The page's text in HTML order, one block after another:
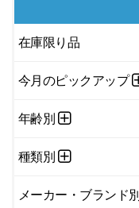
在庫限り品
今月のピックアップ
年齢別
種類別
メーカー・ブランド別